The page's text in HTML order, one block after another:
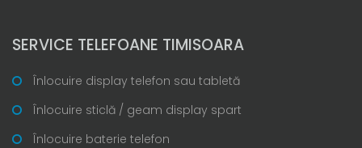
SERVICE TELEFOANE TIMISOARA
Înlocuire display telefon sau tabletă
Înlocuire sticlă / geam display spart
Înlocuire baterie telefon